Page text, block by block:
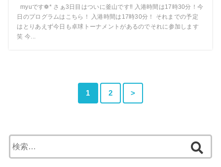
myuです❁* さぁ3日目はついに釜山です‼︎ 入港時間は17時30分！今
日のプログラムはこちら！ 入港時間は17時30分！ それまでの予定
はとりあえず今日も卓球トーナメントがあるのでそれに参加します
笑 今...
1 2 >
索: